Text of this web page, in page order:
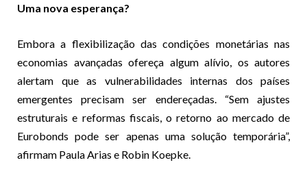
Uma nova esperança?
Embora a flexibilização das condições monetárias nas
economias avançadas ofereça algum alívio, os autores
alertam que as vulnerabilidades internas dos países
emergentes precisam ser endereçadas. “Sem ajustes
estruturais e reformas fiscais, o retorno ao mercado de
Eurobonds pode ser apenas uma solução temporária”,
afirmam Paula Arias e Robin Koepke.